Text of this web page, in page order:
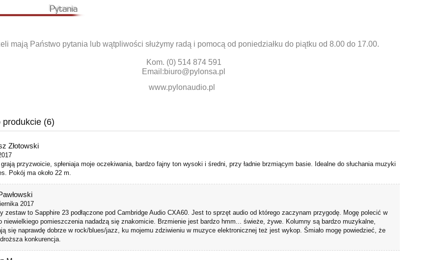
mają Państwo pytania lub wątpliwości służymy radą i pomocą od poniedziałku do piątku od 8.00 do 17.00.
Kom. (0) 514 874 591
Email:biuro@pylonsa.pl
www.pylonaudio.pl
produkcie (6)
Złotowski
przyzwoicie, spłeniaja moje oczekiwania, bardzo fajny ton wysoki i średni, przy ładnie brzmiącym basie. Idealne do słuchania muzyki
Pokój ma około 22 m.
2017
zestaw to Sapphire 23 podłączone pod Cambridge Audio CXA60. Jest to sprzęt audio od którego zaczynam przygodę. Mogę polecić w
niewielkiego pomieszczenia nadadzą się znakomicie. Brzmienie jest bardzo hmm... świeże, żywe. Kolumny są bardzo muzykalne,
się naprawdę dobrze w rock/blues/jazz, ku mojemu zdziwieniu w muzyce elektronicznej też jest wykop. Śmiało mogę powiedzieć, że
konkurencja.